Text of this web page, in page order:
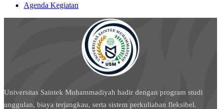
Agenda Kegiatan
Universitas Saintek Muhammadiyah hadir dengan program studi
unggulan, biaya terjangkau, serta sistem perkuliahan fleksibel.